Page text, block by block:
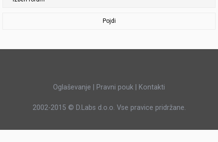
Pojdi
Oglaševanje Pravni pouk Kontakti
2002-2015 © D.Labs d.o.o. Vse pravice pridržane.